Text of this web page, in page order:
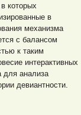
которых
в
механизма
с балансом
к таким
интерактивных
для анализа
девиантности.